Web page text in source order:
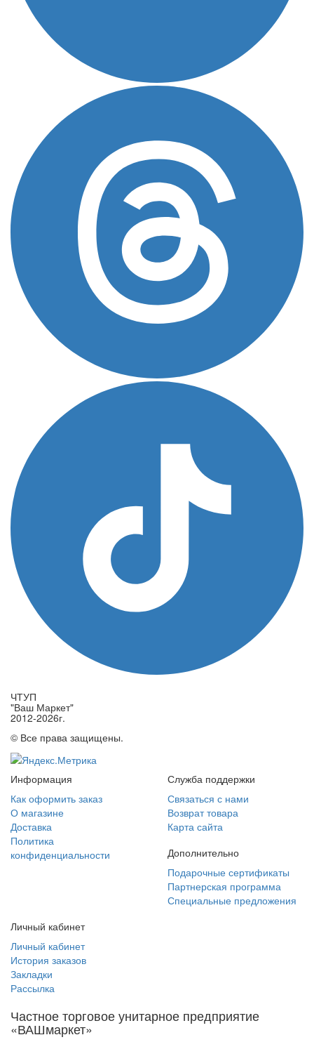
ЧТУП
"Ваш Маркет"
2012-2026г.
© Все права защищены.
Информация
Как оформить заказ
О магазине
Доставка
Политика
конфиденциальности
Служба поддержки
Связаться с нами
Возврат товара
Карта сайта
Дополнительно
Подарочные сертификаты
Партнерская программа
Специальные предложения
Личный кабинет
Личный кабинет
История заказов
Закладки
Рассылка
Частное торговое унитарное предприятие
«ВАШмаркет»